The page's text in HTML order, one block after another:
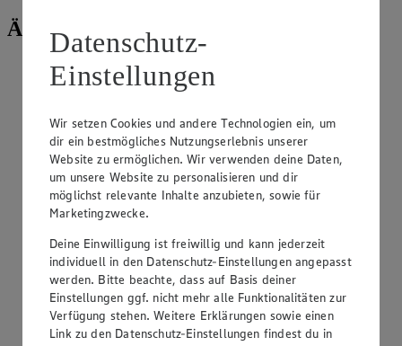
Ähnliche Inhalte
Warum kommt Béchamel in die Lasagne?
Béchamel-Sauce ist eine Soße aus Milch mit einer
Mehlschwitze als Basis. Diese Soße gibt der klassischen
Lasagne, wie etwa dem griechischen Pastitsio , ihre
Cremigkeit und mildert die Säure der tomatenbasierten
Hackfleischsoße. Darüber hinaus kann …
weiterlesen
Wie kann man ohne Pürierstab pürieren?
Kategorie:
Kochen
Es gibt mehrere Methoden, Gemüse, Suppen, Soßen und
Datenschutz-
Einstellungen
Wir setzen Cookies und andere Technologien ein, um
dir ein bestmögliches Nutzungserlebnis unserer
Website zu ermöglichen. Wir verwenden deine Daten,
um unsere Website zu personalisieren und dir
möglichst relevante Inhalte anzubieten, sowie für
Marketingzwecke.
Deine Einwilligung ist freiwillig und kann jederzeit
individuell in den Datenschutz-Einstellungen angepasst
werden. Bitte beachte, dass auf Basis deiner
Einstellungen ggf. nicht mehr alle Funktionalitäten zur
Verfügung stehen. Weitere Erklärungen sowie einen
Link zu den Datenschutz-Einstellungen findest du in